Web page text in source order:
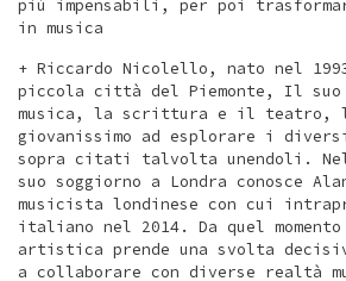
più impensabili, per poi
in musica
+ Riccardo Nicolello, nato nel
piccola città del Piemonte, Il suo
musica, la scrittura e il teatro,
giovanissimo ad esplorare i
sopra citati talvolta unendoli. Nel
suo soggiorno a Londra conosce
musicista londinese con cui
italiano nel 2014. Da quel
artistica prende una svolta
a collaborare con diverse realtà